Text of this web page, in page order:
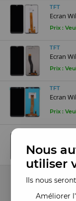
TFT
Ecran
Prix :
TFT
Ecran
Prix :
TFT
Ecran
Prix :
Prix :
Nous
utiliser
Ils nous
Améliorer